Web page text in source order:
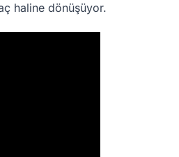
haline dönüşüyor.